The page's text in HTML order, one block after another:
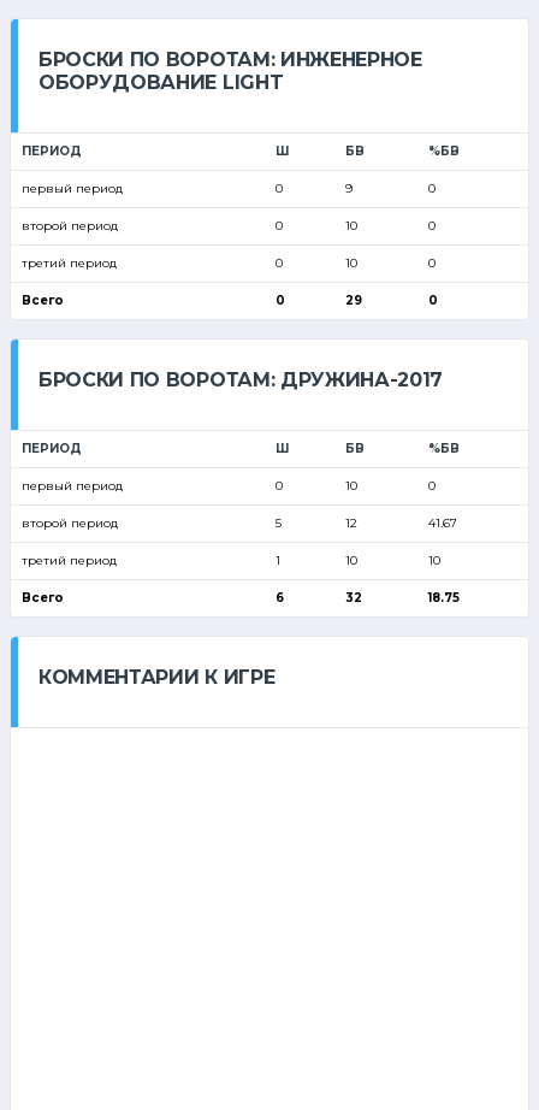
БРОСКИ ПО ВОРОТАМ: ИНЖЕНЕРНОЕ
ОБОРУДОВАНИЕ LIGHT
ПЕРИОД Ш БВ %БВ
первый период 0 9 0
второй период 0 10 0
третий период 0 10 0
Всего 0 29 0
БРОСКИ ПО ВОРОТАМ: ДРУЖИНА-2017
ПЕРИОД Ш БВ %БВ
первый период 0 10 0
второй период 5 12 41.67
третий период 1 10 10
Всего 6 32 18.75
КОММЕНТАРИИ К ИГРЕ